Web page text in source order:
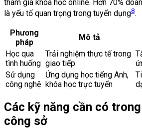
tham gia khóa học online. Hơn 70%
là yếu tố quan trọng trong tuyển dụng8.
Phương
pháp
Mô tả
Học qua
tình huống
Trải nghiệm thực tế trong
giao tiếp
Sử dụng
công nghệ
Ứng dụng học tiếng Anh,
khóa học trực tuyến
Các kỹ năng cần có
công sở